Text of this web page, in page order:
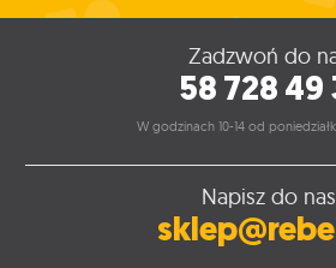
Zadzwoń do
58 728 49
W godzinach 10-14 od
Napisz do nas